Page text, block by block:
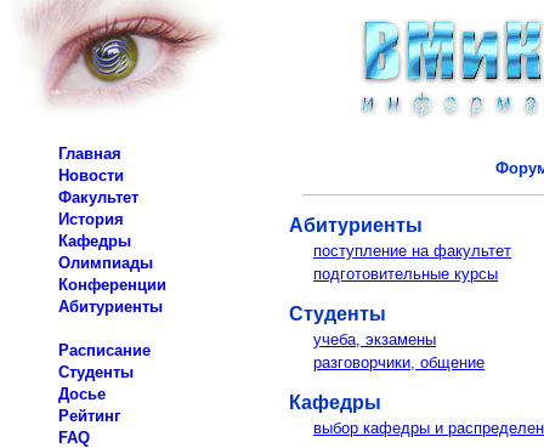
Главная
Новости
Факультет
История
Кафедры
Олимпиады
Конференции
Абитуриенты
Расписание
Студенты
Досье
Рейтинг
FAQ
Абитуриенты
поступление на факультет
подготовительные курсы
Студенты
учеба, экзамены
разговорчики, общение
Кафедры
выбор кафедры и